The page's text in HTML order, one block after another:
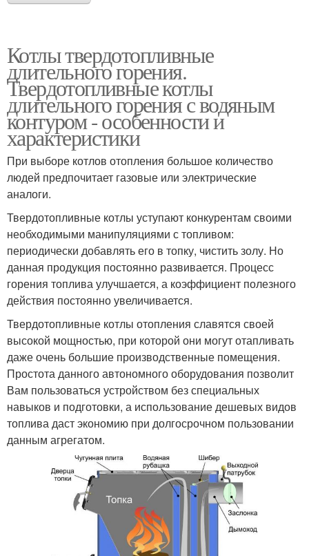
Котлы твердотопливные
длительного горения.
Твердотопливные котлы
длительного горения с водяным
контуром - особенности и
характеристики
При выборе котлов отопления большое количество
людей предпочитает газовые или электрические
аналоги.
Твердотопливные котлы уступают конкурентам своими
необходимыми манипуляциями с топливом:
периодически добавлять его в топку, чистить золу. Но
данная продукция постоянно развивается. Процесс
горения топлива улучшается, а коэффициент полезного
действия постоянно увеличивается.
Твердотопливные котлы отопления славятся своей
высокой мощностью, при которой они могут отапливать
даже очень большие производственные помещения.
Простота данного автономного оборудования позволит
Вам пользоваться устройством без специальных
навыков и подготовки, а использование дешевых видов
топлива даст экономию при долгосрочном пользовании
данным агрегатом.